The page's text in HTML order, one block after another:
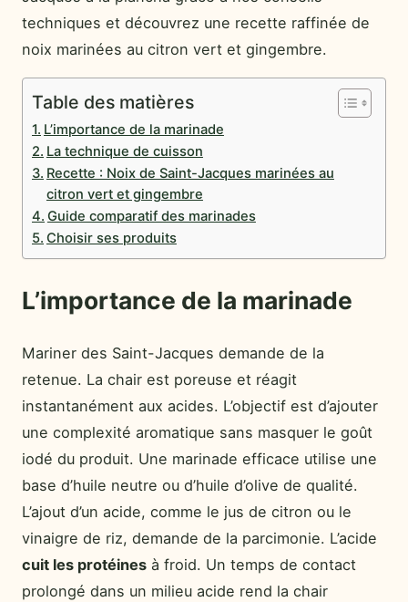
techniques et découvrez une recette raffinée de
noix marinées au citron vert et gingembre.
Table des matières
L’importance de la marinade
La technique de cuisson
Recette : Noix de Saint-Jacques marinées au
citron vert et gingembre
Guide comparatif des marinades
Choisir ses produits
L’importance de la marinade
Mariner des Saint-Jacques demande de la
retenue. La chair est poreuse et réagit
instantanément aux acides. L’objectif est d’ajouter
une complexité aromatique sans masquer le goût
iodé du produit. Une marinade efficace utilise une
base d’huile neutre ou d’huile d’olive de qualité.
L’ajout d’un acide, comme le jus de citron ou le
vinaigre de riz, demande de la parcimonie. L’acide
cuit les protéines à froid. Un temps de contact
prolongé dans un milieu acide rend la chair